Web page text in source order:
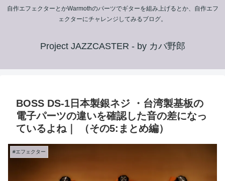
自作エフェクターとかWarmothのパーツでギターを組み上げるとか、自作エフ
ェクターにチャレンジしてみるブログ。
Project JAZZCASTER - by カバ野郎
BOSS DS-1日本製銀ネジ ・台湾製基板の
電子パーツの違いを確認した音の差になっ
ているよね｜ （その5:まとめ編）
#エフェクター